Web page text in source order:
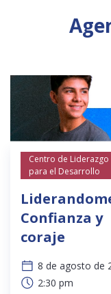
Centro de Liderazgo
para el Desarrollo
Confianza y
coraje
8 de agosto de
2:30 pm